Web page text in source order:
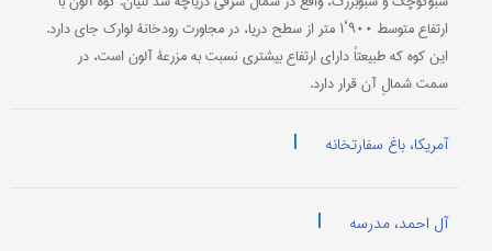
ارتفاع متوسط ۹۰۰‘۱ متر از سطح دریا، در مجاورت رودخانۀ لوارک جای دارد.
این کوه که طبیعتاً دارای ارتفاع بیشتری نسبت به مزرعۀ آلون است، در
سمت شمالِ آن قرار دارد.
آمریکا، باغ سفارتخانه |
آل احمد، مدرسه |